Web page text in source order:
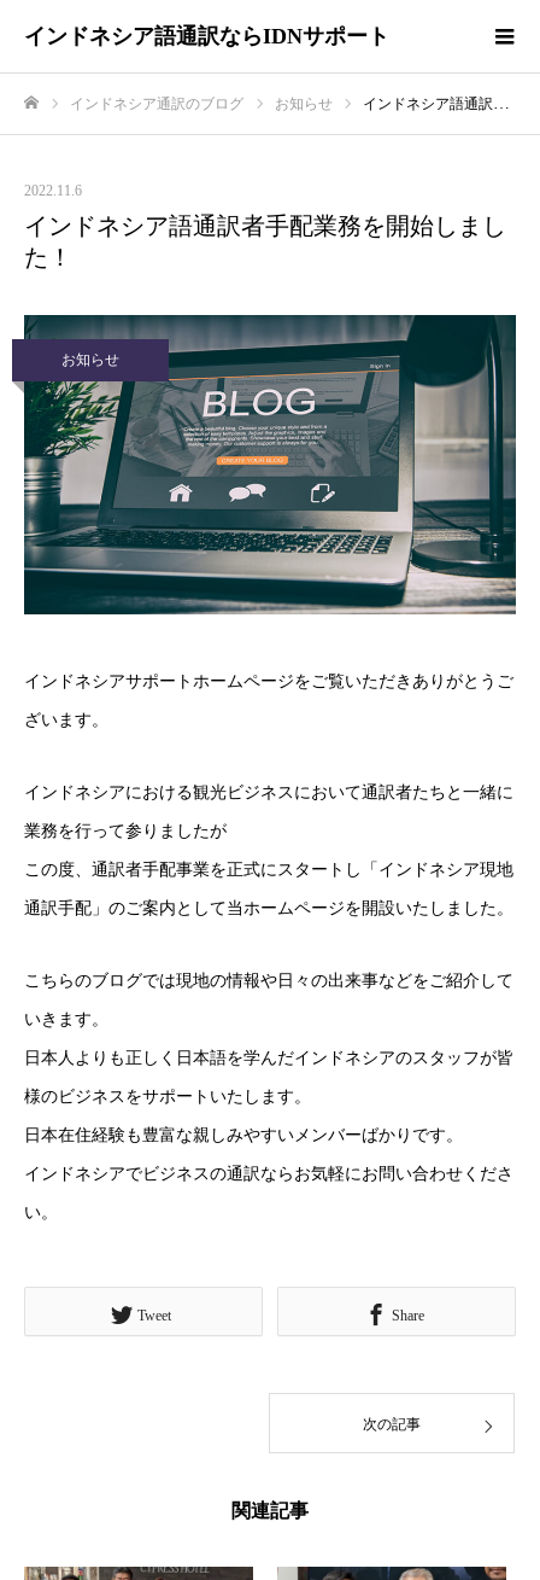
インドネシア語通訳ならIDNサポート
インドネシア通訳のブログ お知らせ インドネシア語通訳者手配業務を開始しました！
2022.11.6
インドネシア語通訳者手配業務を開始しまし
た！
お知らせ
インドネシアサポートホームページをご覧いただきありがとうご
ざいます。
インドネシアにおける観光ビジネスにおいて通訳者たちと一緒に
業務を行って参りましたが
この度、通訳者手配事業を正式にスタートし 「インドネシア現地
通訳手配」のご案内として当ホームページを開設いたしました。
こちらのブログでは現地の情報や日々の出来事などをご紹介して
いきます。
日本人よりも正しく日本語を学んだインドネシアのスタッフが皆
様のビジネスをサポートいたします。
日本在住経験も豊富な親しみやすいメンバーばかりです。
インドネシアでビジネスの通訳ならお気軽にお問い合わせくださ
い。
Tweet Share
次の記事
関連記事